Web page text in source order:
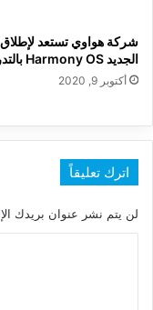
شركة هواوي تستعد لإطلاق
الجديد Harmony OS بالتدريج
أكتوبر 9, 2020
اترك تعليقاً
لن يتم نشر عنوان بريدك